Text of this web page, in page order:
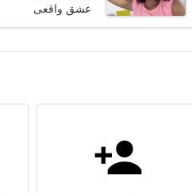
عشق واقعی